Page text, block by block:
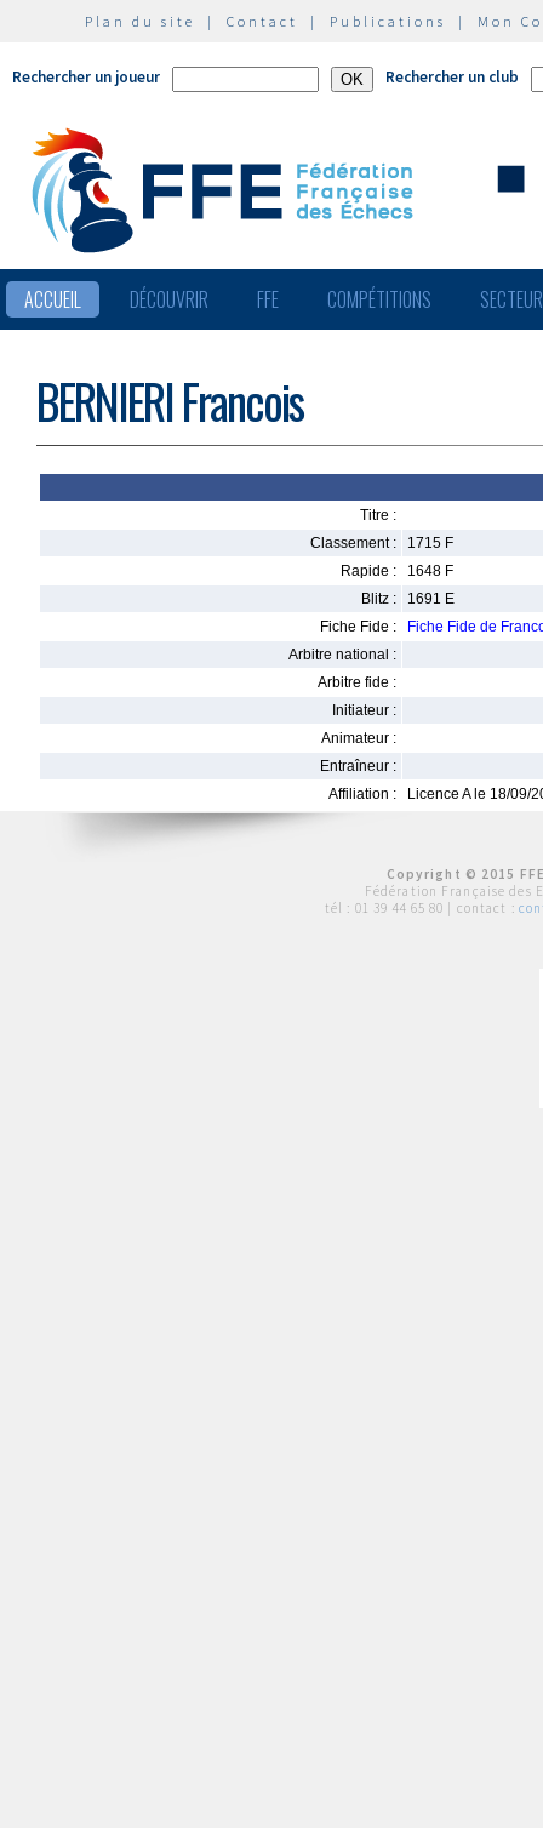
Plan du site | Contact | Publications | Mon
Rechercher un joueur Rechercher un club
ACCUEIL DÉCOUVRIR FFE COMPÉTITIONS
BERNIERI Francois
Titre :
Classement :
1715 F
Rapide :
1648 F
Blitz :
1691 E
Fiche Fide :
Fiche Fide de
Arbitre national :
Arbitre fide :
Initiateur :
Animateur :
Entraîneur :
Affiliation :
Licence A le 18/09/
Copyright © 2015
Fédération Française des
tél : 01 39 44 65 80 | contact :